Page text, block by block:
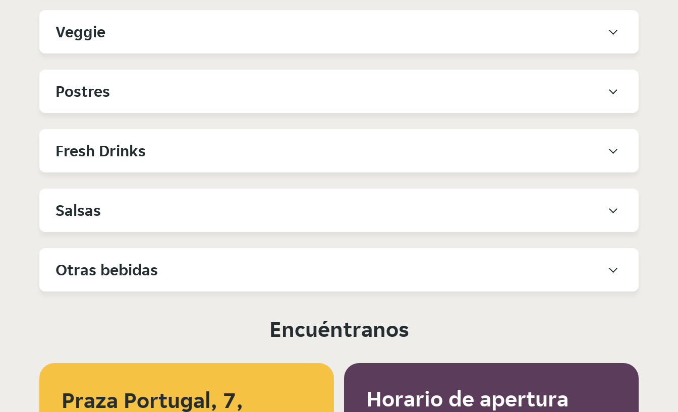
Veggie
Postres
Fresh Drinks
Salsas
Otras bebidas
Encuéntranos
Praza Portugal, 7, Horario de apertura